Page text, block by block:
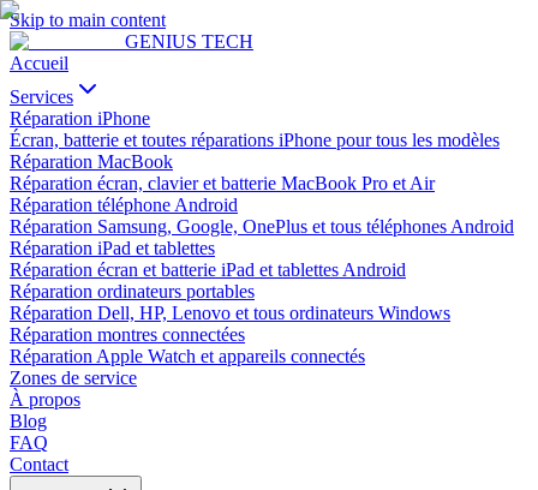
Skip to main content
GENIUS TECH
Accueil
Services
Réparation iPhone
Écran, batterie et toutes réparations iPhone pour tous les modèles
Réparation MacBook
Réparation écran, clavier et batterie MacBook Pro et Air
Réparation téléphone Android
Réparation Samsung, Google, OnePlus et tous téléphones Android
Réparation iPad et tablettes
Réparation écran et batterie iPad et tablettes Android
Réparation ordinateurs portables
Réparation Dell, HP, Lenovo et tous ordinateurs Windows
Réparation montres connectées
Réparation Apple Watch et appareils connectés
Zones de service
À propos
Blog
FAQ
Contact